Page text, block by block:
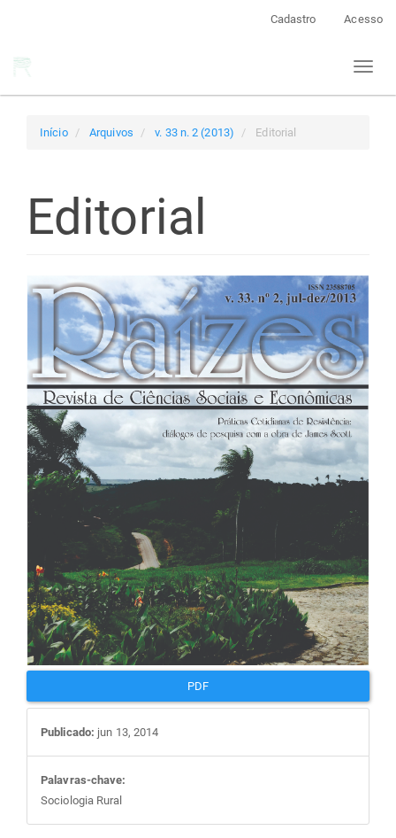
Cadastro Acesso
Toggle
Início Arquivos v. 33 n. 2 (2013) Editorial
Editorial
Barra
lateral
de
artigos
PDF
Publicado: jun 13, 2014
Palavras-chave:
Sociologia Rural